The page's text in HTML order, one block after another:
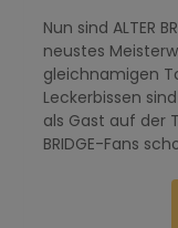
Nun sind ALTER
neustes
gleichnamigen
Leckerbissen
als Gast auf der
BRIDGE-Fans